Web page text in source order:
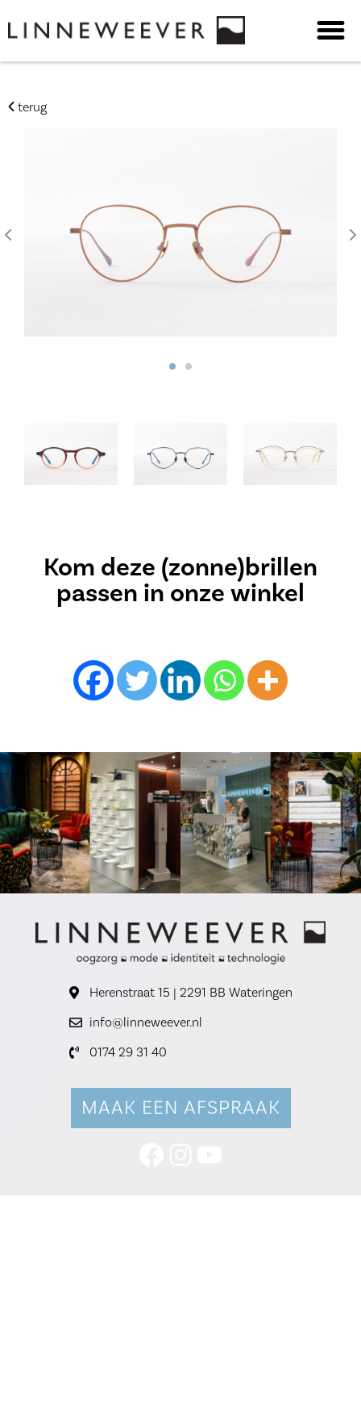
terug
Kom deze (zonne)brillen
passen in onze winkel
Herenstraat 15 | 2291 BB Wateringen
info@linneweever.nl
0174 29 31 40
MAAK EEN AFSPRAAK